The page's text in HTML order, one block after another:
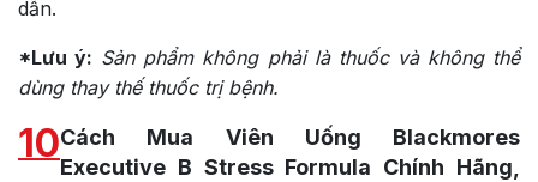
dẫn.
*Lưu ý: Sản phẩm không phải là thuốc và không thể
dùng thay thế thuốc trị bệnh.
10Cách Mua Viên Uống Blackmores
Executive B Stress Formula Chính Hãng,